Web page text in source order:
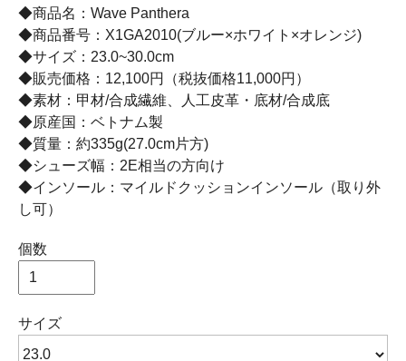
◆商品名：Wave Panthera
◆商品番号：X1GA2010(ブルー×ホワイト×オレンジ)
◆サイズ：23.0~30.0cm
◆販売価格：12,100円（税抜価格11,000円）
◆素材：甲材/合成繊維、人工皮革・底材/合成底
◆原産国：ベトナム製
◆質量：約335g(27.0cm片方)
◆シューズ幅：2E相当の方向け
◆インソール：マイルドクッションインソール（取り外
し可）
個数
サイズ